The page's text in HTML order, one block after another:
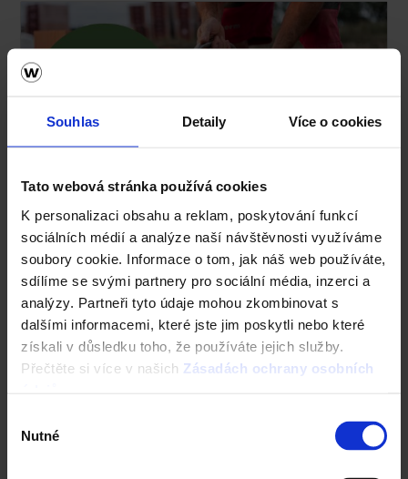
Souhlas Detaily Více o cookies
Tato webová stránka používá cookies
K personalizaci obsahu a reklam, poskytování funkcí
sociálních médií a analýze naší návštěvnosti využíváme
soubory cookie. Informace o tom, jak náš web používáte,
sdílíme se svými partnery pro sociální média, inzerci a
analýzy. Partneři tyto údaje mohou zkombinovat s
dalšími informacemi, které jste jim poskytli nebo které
získali v důsledku toho, že používáte jejich služby.
Přečtěte si více v našich Zásadách ochrany osobních
souhlasu
Nutné
Kalkulace zdiva Porotherm ZDARMA!